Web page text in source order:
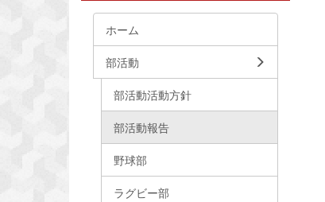
ホーム
部活動
部活動活動方針
部活動報告
野球部
ラグビー部